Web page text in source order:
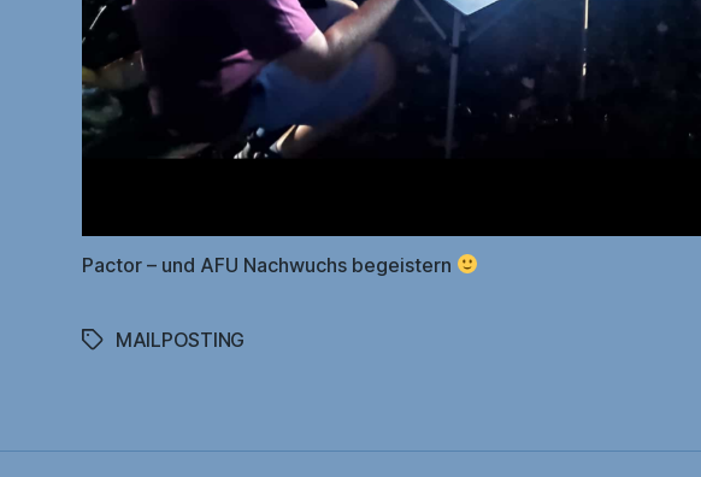
Pactor – und AFU Nachwuchs begeistern
Schlagwörter
MAILPOSTING